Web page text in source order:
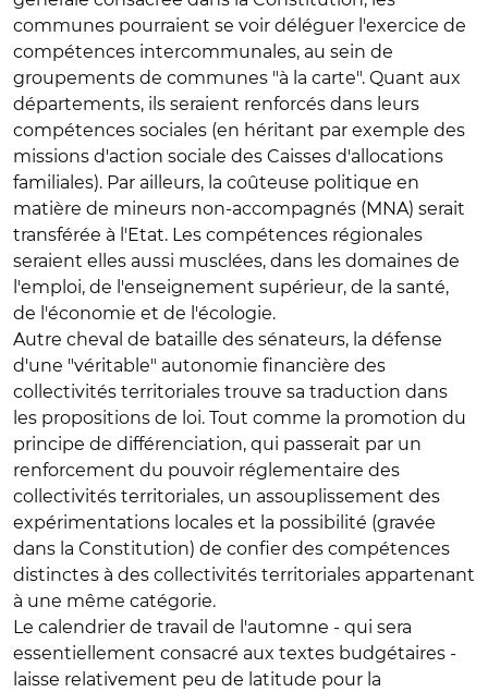
communes pourraient se voir déléguer l'exercice de
compétences intercommunales, au sein de
groupements de communes "à la carte". Quant aux
départements, ils seraient renforcés dans leurs
compétences sociales (en héritant par exemple des
missions d'action sociale des Caisses d'allocations
familiales). Par ailleurs, la coûteuse politique en
matière de mineurs non-accompagnés (MNA) serait
transférée à l'Etat. Les compétences régionales
seraient elles aussi musclées, dans les domaines de
l'emploi, de l'enseignement supérieur, de la santé,
de l'économie et de l'écologie.
Autre cheval de bataille des sénateurs, la défense
d'une "véritable" autonomie financière des
collectivités territoriales trouve sa traduction dans
les propositions de loi. Tout comme la promotion du
principe de différenciation, qui passerait par un
renforcement du pouvoir réglementaire des
collectivités territoriales, un assouplissement des
expérimentations locales et la possibilité (gravée
dans la Constitution) de confier des compétences
distinctes à des collectivités territoriales appartenant
à une même catégorie.
Le calendrier de travail de l'automne - qui sera
essentiellement consacré aux textes budgétaires -
laisse relativement peu de latitude pour la